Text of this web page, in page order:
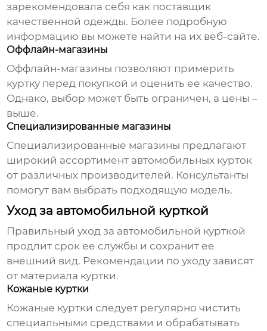
зарекомендовала себя как поставщик
качественной одежды. Более подробную
информацию вы можете найти на их веб-сайте.
Оффлайн-магазины
Оффлайн-магазины позволяют примерить
куртку перед покупкой и оценить ее качество.
Однако, выбор может быть ограничен, а цены –
выше.
Специализированные магазины
Специализированные магазины предлагают
широкий ассортимент автомобильных курток
от различных производителей. Консультанты
помогут вам выбрать подходящую модель.
Уход за автомобильной курткой
Правильный уход за автомобильной курткой
продлит срок ее службы и сохранит ее
внешний вид. Рекомендации по уходу зависят
от материала куртки.
Кожаные куртки
Кожаные куртки следует регулярно чистить
специальными средствами и обрабатывать